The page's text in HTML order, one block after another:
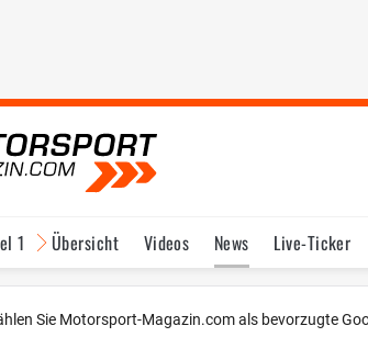
1 Übersicht Videos News Live-Ticker
Fahrer & Teams
Bilder Termine
Sie Motorsport-Magazin.com als bevorzugte